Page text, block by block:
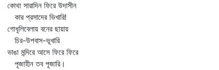
কোথা সারাদিন ফিরে উদাসীন
কার প্রসাদের ভিখারি!
গোধূলিবেলায় বনের ছায়ায়
চির-উপবাস-ভূখারি
ভাঙা মন্দিরে আসে ফিরে ফিরে
পূজাহীন তব পূজারি।